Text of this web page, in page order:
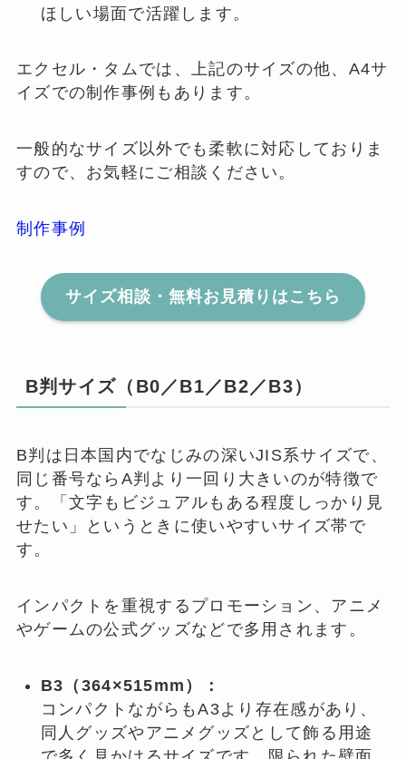
ほしい場面で活躍します。
エクセル・タムでは、上記のサイズの他、A4サ
イズでの制作事例もあります。
一般的なサイズ以外でも柔軟に対応しておりま
すので、お気軽にご相談ください。
制作事例
サイズ相談・無料お見積りはこちら
B判サイズ（B0／B1／B2／B3）
B判は日本国内でなじみの深いJIS系サイズで、
同じ番号ならA判より一回り大きいのが特徴で
す。「文字もビジュアルもある程度しっかり見
せたい」というときに使いやすいサイズ帯で
す。
インパクトを重視するプロモーション、アニメ
やゲームの公式グッズなどで多用されます。
B3（364×515mm）：
コンパクトながらもA3より存在感があり、
同人グッズやアニメグッズとして飾る用途